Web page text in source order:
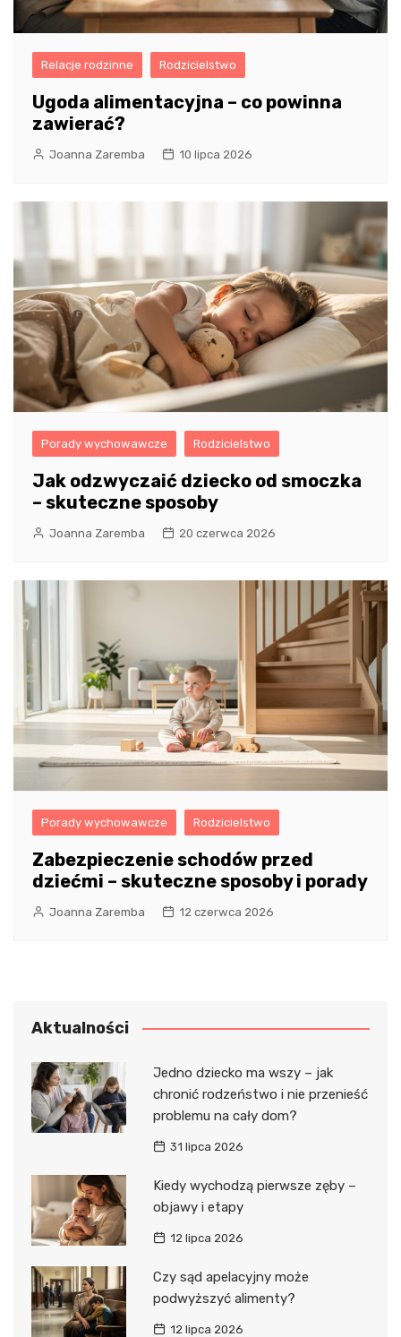
Relacje rodzinne Rodzicielstwo
Ugoda alimentacyjna – co powinna
zawierać?
Joanna Zaremba 10 lipca 2026
Porady wychowawcze Rodzicielstwo
Jak odzwyczaić dziecko od smoczka
– skuteczne sposoby
Joanna Zaremba 20 czerwca 2026
Porady wychowawcze Rodzicielstwo
Zabezpieczenie schodów przed
dziećmi – skuteczne sposoby i porady
Joanna Zaremba 12 czerwca 2026
Aktualności
Jedno dziecko ma wszy – jak
chronić rodzeństwo i nie przenieść
problemu na cały dom?
31 lipca 2026
Kiedy wychodzą pierwsze zęby –
objawy i etapy
12 lipca 2026
Czy sąd apelacyjny może
podwyższyć alimenty?
12 lipca 2026